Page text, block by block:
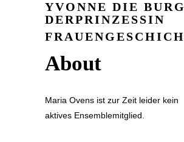
YVONNE DIE
DER­PRIN­ZES­SIN
About
Maria Ovens ist zur Zeit leider kein
aktives Ensemblemitglied.